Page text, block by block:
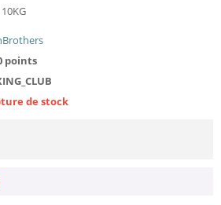
points
de stock